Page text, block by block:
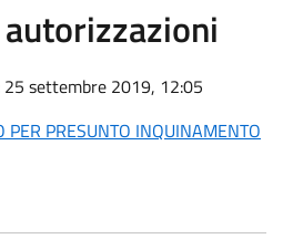
25 settembre 2019, 12:05
PER PRESUNTO INQUINAMENTO